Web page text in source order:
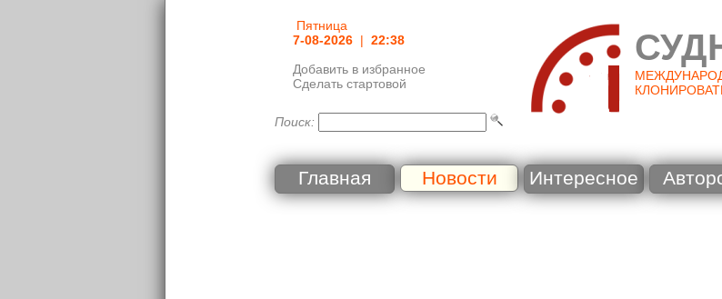
Пятница
7-08-2026 | 22:38
Добавить в избранное
Сделать стартовой
Поиск:
Главная Новости Интересное